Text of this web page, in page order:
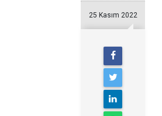
25 Kasım 2022